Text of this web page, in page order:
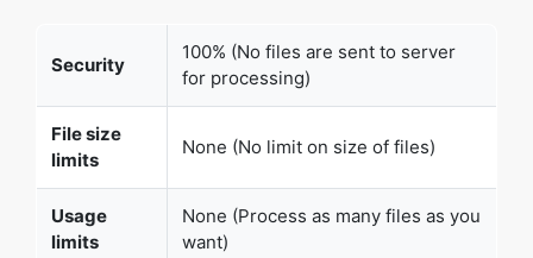
None (No limit on size of files)
Usage